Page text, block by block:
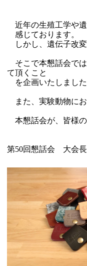
近年の生殖工学や遺
感じております。
しかし、遺伝子改変
そこで本懇話会では
て頂くこと
を企画いたしました
また、実験動物にお
本懇話会が、皆様
第50回懇話会 大会